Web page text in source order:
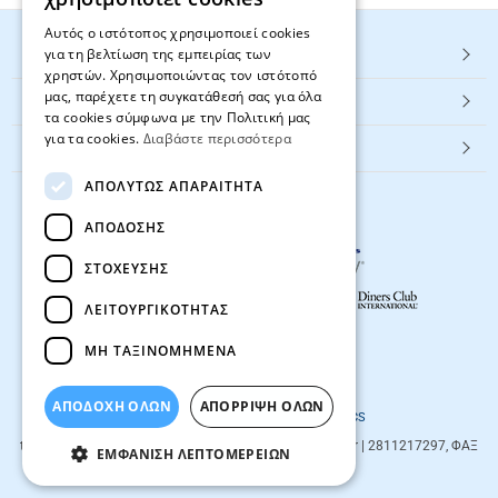
HOT ΚΑΤΗΓΟΡΙΕΣ
ΕΞΥΠΗΡΕΤΗΣΗ ΠΕΛΑΤΩΝ
Textbook.gr
© 2026 textbook.gr All rights reserved
Designed & developed by
NETMECHANICS
textbook.gr
| info@textbook.gr | 2811217297, ΦΑΞ
2810283273
Αυτός ο ιστότοπος χρησιμοποιεί cookies
για τη βελτίωση της εμπειρίας των
χρηστών. Χρησιμοποιώντας τον ιστότοπό
μας, παρέχετε τη συγκατάθεσή σας για όλα
τα cookies σύμφωνα με την Πολιτική μας
για τα cookies. Διαβάστε περισσότερα
ΑΠΟΛΎΤΩΣ ΑΠΑΡΑΊΤΗΤΑ
ΑΠΌΔΟΣΗΣ
ΣΤΌΧΕΥΣΗΣ
ΛΕΙΤΟΥΡΓΙΚΌΤΗΤΑΣ
ΜΗ ΤΑΞΙΝΟΜΗΜΈΝΑ
ΑΠΟΔΟΧΗ ΟΛΩΝ ΑΠΌΡΡΙΨΗ ΌΛΩΝ
ΕΜΦΆΝΙΣΗ ΛΕΠΤΟΜΕΡΕΙΏΝ